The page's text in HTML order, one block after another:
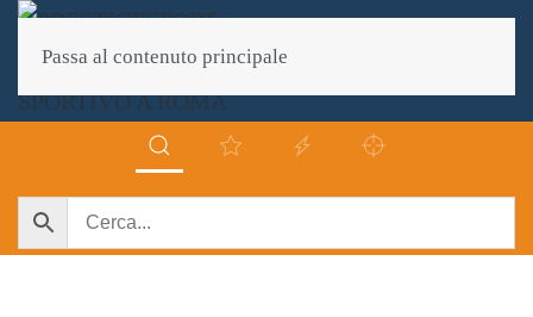
Passa al contenuto principale